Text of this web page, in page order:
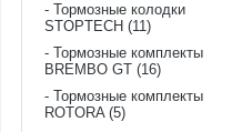
Тормозные колодки
STOPTECH (11)
Тормозные комплекты
BREMBO GT (16)
Тормозные комплекты
ROTORA (5)